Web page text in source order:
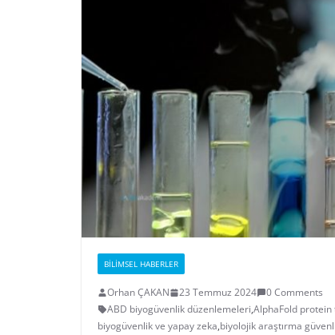
BILIMSEL HABERLER
Orhan ÇAKAN 23 Temmuz 2024
0 Comments
ABD biyogüvenlik düzenlemeleri,AlphaFold protein
biyogüvenlik ve yapay zeka,biyolojik araştırma